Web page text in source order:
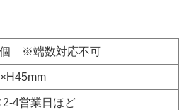
※端数対応不可
2-4営業日ほど